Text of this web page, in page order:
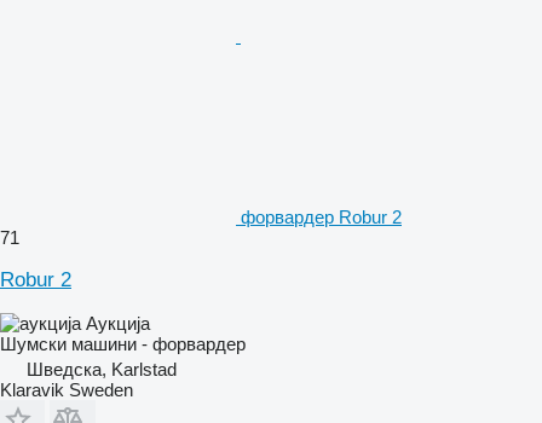
форвардер Robur 2
71
Robur 2
Аукција
Шумски машини - форвардер
Шведска, Karlstad
Klaravik Sweden